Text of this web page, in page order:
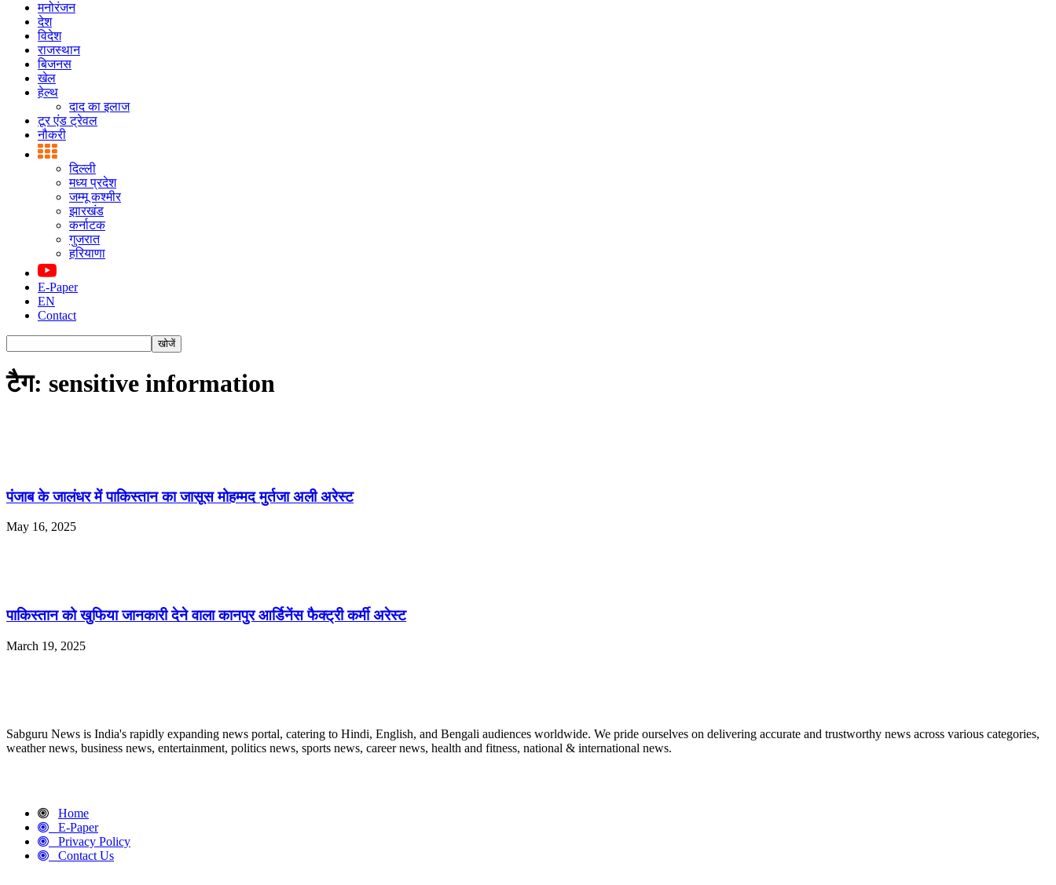
मनोरंजन
देश
विदेश
राजस्थान
बिजनस
खेल
हेल्थ
दाद का इलाज
टूर एंड ट्रेवल
नौकरी
दिल्ली
मध्य प्रदेश
जम्मू कश्मीर
झारखंड
कर्नाटक
गुजरात
हरियाणा
E-Paper
EN
Contact
टैग: sensitive information
पंजाब के जालंधर में पाकिस्तान का जासूस मोहम्मद मुर्तजा अली अरेस्ट
May 16, 2025
पाकिस्तान को खुफिया जानकारी देने वाला कानपुर आर्डिनेंस फैक्ट्री कर्मी अरेस्ट
March 19, 2025
Sabguru News is India's rapidly expanding news portal, catering to Hindi, English, and Bengali audiences worldwide. We pride ourselves on delivering accurate and trustworthy news across various categories,
weather news, business news, entertainment, politics news, sports news, career news, health and fitness, national & international news.
Home
E-Paper
Privacy Policy
Contact Us